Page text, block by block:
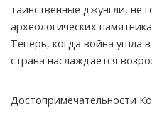
таинственные джунгли, не
археологических
Теперь, когда война ушла
страна наслаждается
Достопримечательности